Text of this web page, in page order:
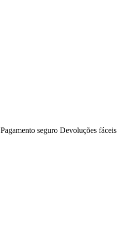
Pagamento seguro Devoluções fáceis